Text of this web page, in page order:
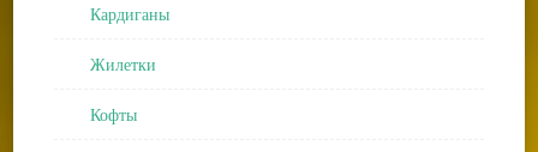
Кардиганы
Жилетки
Кофты